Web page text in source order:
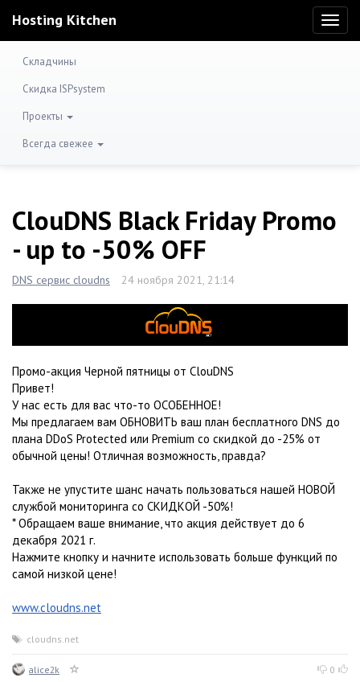
Hosting Kitchen
Складчины
Скидка ISPsystem
Проекты
Всегда свежее
ClouDNS Black Friday Promo
- up to -50% OFF
DNS сервис cloudns 24 ноября 2021, 21:14
Промо-акция Черной пятницы от ClouDNS
Привет!
У нас есть для вас что-то ОСОБЕННОЕ!
Мы предлагаем вам ОБНОВИТЬ ваш план бесплатного DNS до
плана DDoS Protected или Premium со скидкой до -25% от
обычной цены! Отличная возможность, правда?
Также не упустите шанс начать пользоваться нашей НОВОЙ
службой мониторинга со СКИДКОЙ -50%!
* Обращаем ваше внимание, что акция действует до 6
декабря 2021 г.
Нажмите кнопку и начните использовать больше функций по
самой низкой цене!
www.cloudns.net
cloudns.net
alice2k 0